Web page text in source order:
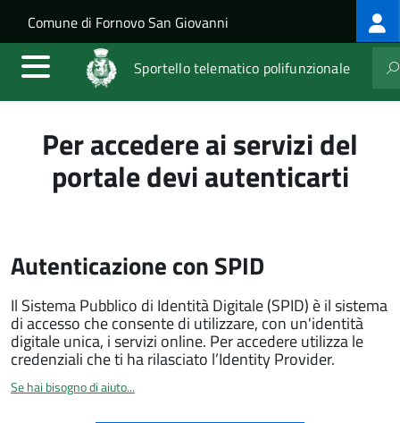
Salta al contenuto principale
Skip to site navigation
Comune di Fornovo San Giovanni
Sportello telematico polifunzionale
Per accedere ai servizi del
portale devi autenticarti
Autenticazione con SPID
Il Sistema Pubblico di Identità Digitale (SPID) è il sistema
di accesso che consente di utilizzare, con un'identità
digitale unica, i servizi online. Per accedere utilizza le
credenziali che ti ha rilasciato l’Identity Provider.
Se hai bisogno di aiuto...